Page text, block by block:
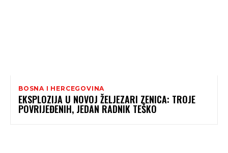
BOSNA I HERCEGOVINA
EKSPLOZIJA U NOVOJ ŽELJEZARI ZENICA: TROJE
POVRIJEĐENIH, JEDAN RADNIK TEŠKO